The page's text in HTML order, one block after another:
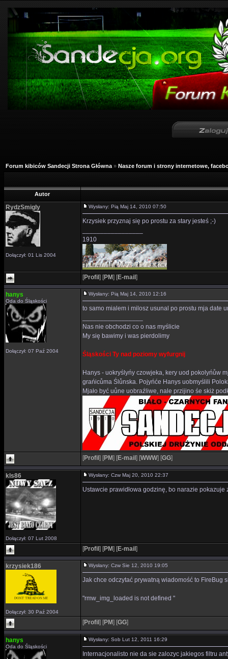
Forum kibiców Sandecji Strona Główna » Nasze forum i strony internetowe,
Autor
RydzSmigly
Dołączył: 01 Lis 2004
Wysłany: Pią Maj 14, 2010 07:50
Krzysiek przyznaj się po prostu za stary jesteś ;-)
1910
[Profil ] [PM] [E-mail ]
hanys
Oda do Śląskości
Dołączył: 07 Paź 2004
Wysłany: Pią Maj 14, 2010 12:16
to samo mialem i milosz usunal po prostu mja date
Nas nie obchodzi co o nas myślicie
My się bawimy i was pierdolimy
Śląskości Ty nad poziomy wyfurgnij
Hanys - uokryślyńy czowjeka, kery uod pokolyńůw
grańicůma Ślůnska. Pojyńće Hanys uobmyślili
Mjało być uůne uobraźliwe, nale przijino śe skiż
[Profil ] [PM] [E-mail ] [WWW] [GG]
kls86
Dołączył: 07 Lut 2008
Wysłany: Czw Maj 20, 2010 22:37
Ustawcie prawidłowa godzinę, bo narazie pokazuje
[Profil ] [PM] [E-mail ]
krzysiek186
Dołączył: 30 Paź 2004
Wysłany: Czw Sie 12, 2010 19:05
Jak chce odczytać prywatną wiadomość to FireBug
"rmw_img_loaded is not defined "
[Profil ] [PM] [GG]
hanys
Oda do Śląskości
Wysłany: Sob Lut 12, 2011 16:29
Internacjonalisto nie da sie zalozyc jakiegos filtru